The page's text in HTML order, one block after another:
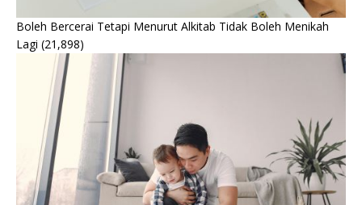
Boleh Bercerai Tetapi Menurut Alkitab Tidak Boleh Menikah
Lagi (21,898)